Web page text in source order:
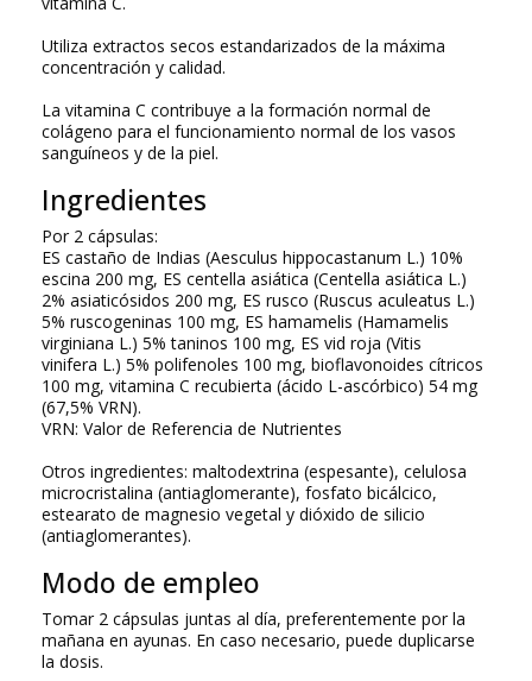
Utiliza extractos secos estandarizados de la máxima
concentración y calidad.
La vitamina C contribuye a la formación normal de
colágeno para el funcionamiento normal de los vasos
sanguíneos y de la piel.
Ingredientes
Por 2 cápsulas:
ES castaño de Indias (Aesculus hippocastanum L.) 10%
escina 200 mg, ES centella asiática (Centella asiática L.)
2% asiaticósidos 200 mg, ES rusco (Ruscus aculeatus L.)
5% ruscogeninas 100 mg, ES hamamelis (Hamamelis
virginiana L.) 5% taninos 100 mg, ES vid roja (Vitis
vinifera L.) 5% polifenoles 100 mg, bioflavonoides cítricos
100 mg, vitamina C recubierta (ácido L-ascórbico) 54 mg
(67,5% VRN).
VRN: Valor de Referencia de Nutrientes
Otros ingredientes: maltodextrina (espesante), celulosa
microcristalina (antiaglomerante), fosfato bicálcico,
estearato de magnesio vegetal y dióxido de silicio
(antiaglomerantes).
Modo de empleo
Tomar 2 cápsulas juntas al día, preferentemente por la
mañana en ayunas. En caso necesario, puede duplicarse
la dosis.